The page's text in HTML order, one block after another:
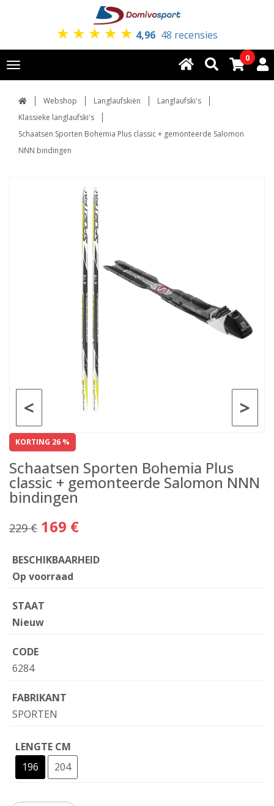
★ ★ ★ ★ ★ 4,96 48 recensies
Toggle
navigation
0
Webshop Langlaufskiën
Langlaufski's
Klassieke langlaufski's
Schaatsen Sporten Bohemia Plus classic + gemonteerde Salomon
NNN bindingen
>
<
KORTING 26 %
Schaatsen Sporten Bohemia Plus
classic + gemonteerde Salomon NNN
bindingen
229 € 169 €
BESCHIKBAARHEID
Op voorraad
STAAT
Nieuw
CODE
6284
FABRIKANT
SPORTEN
LENGTE CM
196
204